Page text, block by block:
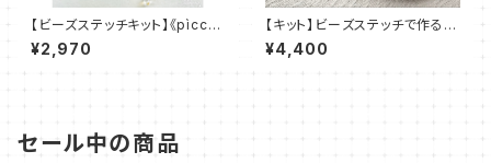
【ビーズステッチキット】《pìccol
oピッコロ》全2色 amu＋塩川千
映子
¥2,970
【キット】ビーズステッチで作るお
花のブローチ・二個セット黒と
白：清水理子
¥4,400
セール中の商品